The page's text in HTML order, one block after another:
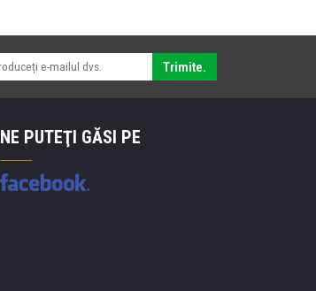
Trimite.
NE PUTEŢI GĂSI PE